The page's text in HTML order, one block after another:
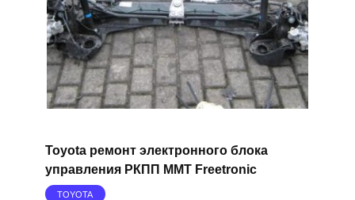
Toyota ремонт электронного блока
управления РКПП MMT Freetronic
TOYOTA